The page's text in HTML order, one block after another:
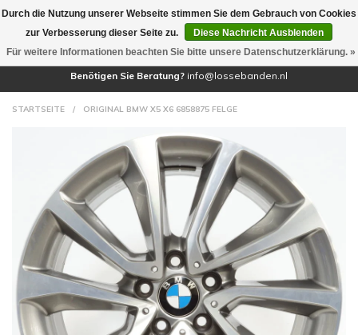
(0)
Benötigen Sie Beratung? info@lossebanden.nl
STARTSEITE / ORIGINAL BMW X5 X6 6858875 FELGE
Durch die Nutzung unserer Webseite stimmen Sie dem Gebrauch von Cookies
zur Verbesserung dieser Seite zu.
Diese Nachricht Ausblenden
Für weitere Informationen beachten Sie bitte unsere Datenschutzerklärung. »